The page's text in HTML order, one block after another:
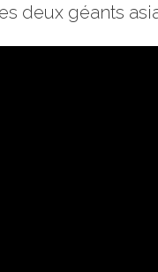
deux géants